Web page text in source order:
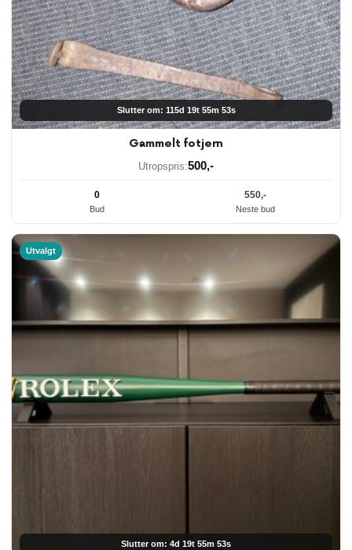
Slutter om: 115d 19t 55m 53s
Gammelt fotjern
Utropspris:500,-
0
Bud
550,-
Neste bud
Utvalgt
Slutter om: 4d 19t 55m 53s